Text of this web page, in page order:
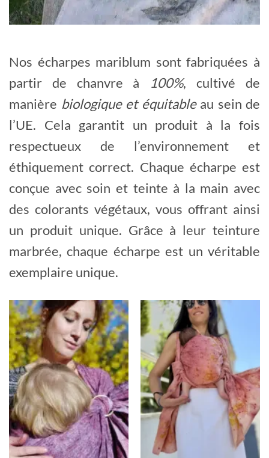
Nos écharpes mariblum sont fabriquées à
partir de chanvre à 100%, cultivé de
manière biologique et équitableau sein de
l’UE. Cela garantit un produit à la fois
respectueux de l’environnement et
éthiquement correct. Chaque écharpe est
conçue avec soin et teinte à la main avec
des colorants végétaux, vous offrant ainsi
un produit unique. Grâce à leur teinture
marbrée, chaque écharpe est un véritable
exemplaire unique.